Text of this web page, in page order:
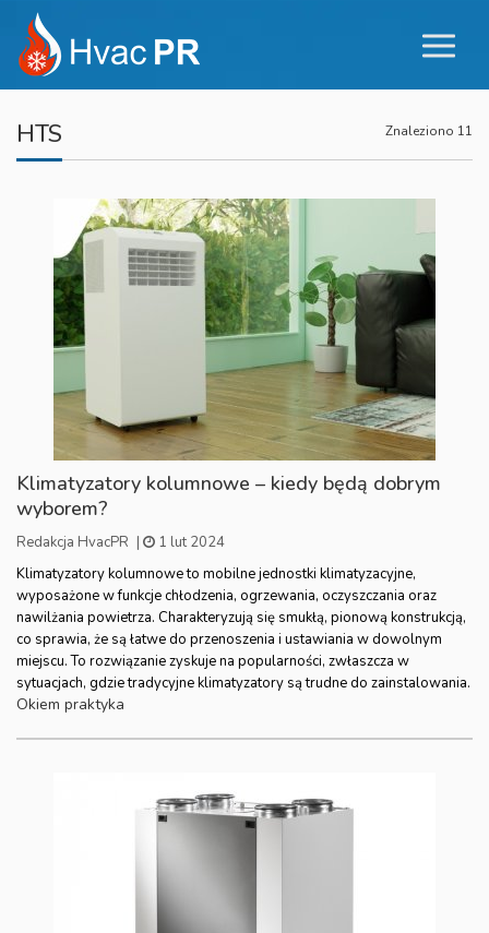
HTS Znaleziono 11
Klimatyzatory kolumnowe – kiedy będą dobrym
wyborem?
Redakcja HvacPR |
1 lut 2024
Klimatyzatory kolumnowe to mobilne jednostki klimatyzacyjne,
wyposażone w funkcje chłodzenia, ogrzewania, oczyszczania oraz
nawilżania powietrza. Charakteryzują się smukłą, pionową konstrukcją,
co sprawia, że są łatwe do przenoszenia i ustawiania w dowolnym
miejscu. To rozwiązanie zyskuje na popularności, zwłaszcza w
sytuacjach, gdzie tradycyjne klimatyzatory są trudne do zainstalowania.
Okiem praktyka